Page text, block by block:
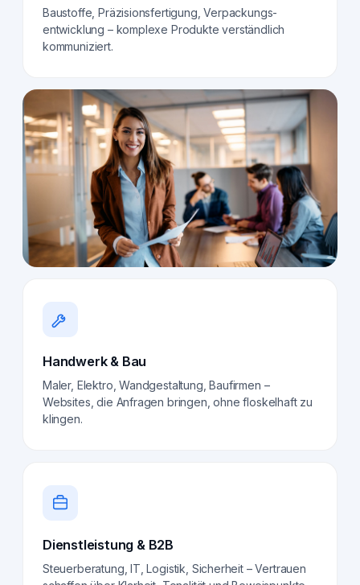
Baustoffe, Präzisionsfertigung, Verpackungs­
entwicklung – komplexe Produkte verständlich
kommuniziert.
Handwerk & Bau
Maler, Elektro, Wandgestaltung, Baufirmen –
Websites, die Anfragen bringen, ohne floskelhaft zu
klingen.
Dienstleistung & B2B
Steuerberatung, IT, Logistik, Sicherheit – Vertrauen